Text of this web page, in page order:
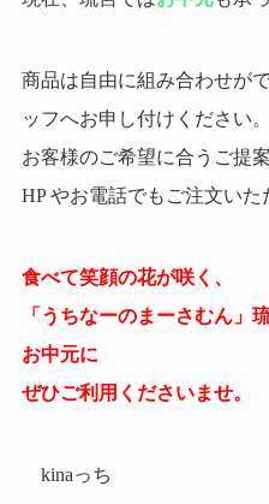
商品は自由に組み合わせが
ッフへお申し付けください。
お客様のご希望に合うご提
HP やお電話でもご注文いた
食べて笑顔の花が咲く、
「うちなーのまーさむん」
お中元に
ぜひご利用くださいませ。
kinaっち